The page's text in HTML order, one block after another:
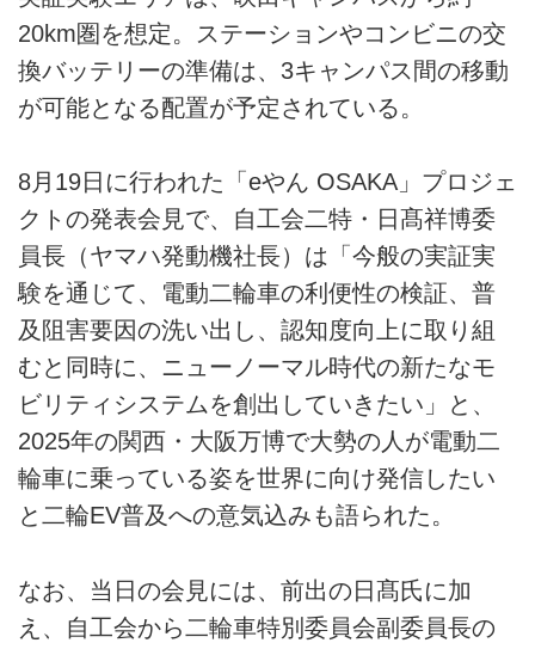
20km圏を想定。ステーションやコンビニの交
換バッテリーの準備は、3キャンパス間の移動
が可能となる配置が予定されている。
8月19日に行われた「eやん OSAKA」プロジェ
クトの発表会見で、自工会二特・日髙祥博委
員長（ヤマハ発動機社長）は「今般の実証実
験を通じて、電動二輪車の利便性の検証、普
及阻害要因の洗い出し、認知度向上に取り組
むと同時に、ニューノーマル時代の新たなモ
ビリティシステムを創出していきたい」と、
2025年の関西・大阪万博で大勢の人が電動二
輪車に乗っている姿を世界に向け発信したい
と二輪EV普及への意気込みも語られた。
なお、当日の会見には、前出の日髙氏に加
え、自工会から二輪車特別委員会副委員長の